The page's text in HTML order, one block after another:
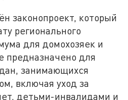
законопроект, который
регионального
для домохозяек и
предназначено для
занимающихся
включая уход за
детьми-инвалидами и